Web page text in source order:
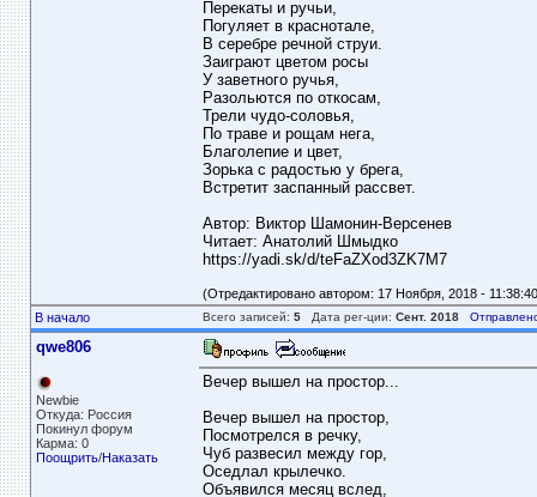
Перекаты и ручьи,
Погуляет в краснотале,
В серебре речной струи.
Заиграют цветом росы
У заветного ручья,
Разольются по откосам,
Трели чудо-соловья,
По траве и рощам нега,
Благолепие и цвет,
Зорька с радостью у брега,
Встретит заспанный рассвет.
Автор: Виктор Шамонин-Версенев
Читает: Анатолий Шмыдко
https://yadi.sk/d/teFaZXod3ZK7M7
(Отредактировано автором: 17 Ноября, 2018 -
В начало
Всего записей: 5Дата рег-ции: Сент. 2018
qwe806
Newbie
Откуда: Россия
Покинул форум
Карма: 0
Поощрить/Наказать
Вечер вышел на простор...
Вечер вышел на простор,
Посмотрелся в речку,
Чуб развесил между гор,
Оседлал крылечко.
Объявился месяц вслед,